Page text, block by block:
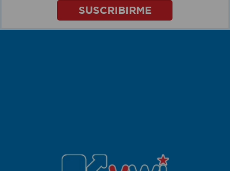
SUSCRIBIRME